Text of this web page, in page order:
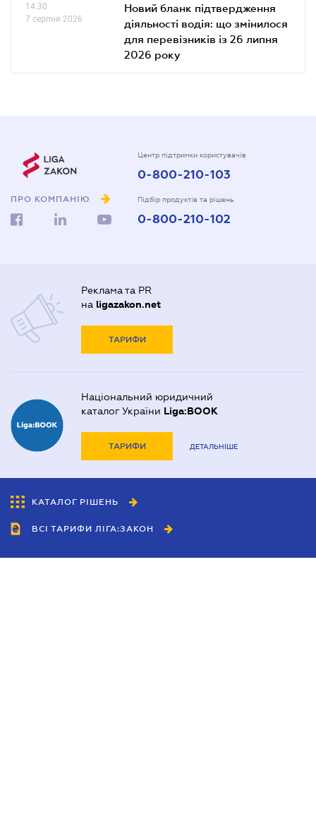
14.30
7 серпня 2026
Новий бланк підтвердження
діяльності водія: що змінилося
для перевізників із 26 липня
2026 року
ПРО КОМПАНІЮ
Центр підтримки користувачів
0-800-210-103
Підбір продуктів та рішень
0-800-210-102
Реклама та PR
на ligazakon.net
ТАРИФИ
Національний юридичний
каталог України Liga:BOOK
ТАРИФИ ДЕТАЛЬНІШЕ
КАТАЛОГ РІШЕНЬ
ВСІ ТАРИФИ ЛІГА:ЗАКОН